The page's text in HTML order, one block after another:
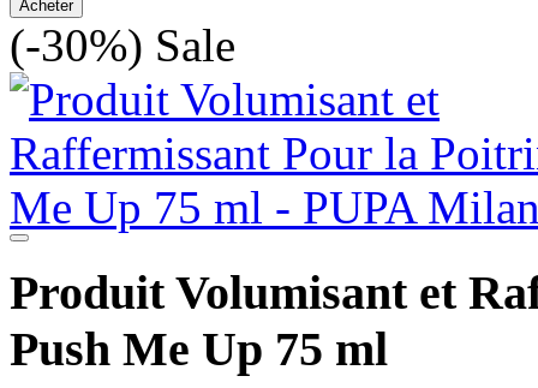
Acheter
(-30%) Sale
Produit Volumisant et
Push Me Up 75 ml